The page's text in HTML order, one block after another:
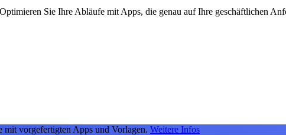
Optimieren Sie Ihre Abläufe mit Apps, die genau auf Ihre geschäftlichen
mit vorgefertigten Apps und Vorlagen. Weitere Infos